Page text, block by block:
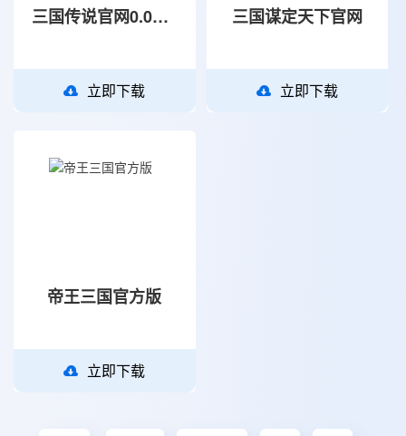
三国传说官网0.01折扣版
立即下载
三国谋定天下官网
立即下载
帝王三国官方版
立即下载